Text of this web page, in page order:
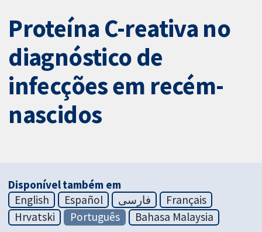
Proteína C-reativa no
diagnóstico de
infecções em recém-
nascidos
Disponível também em
English
Español فارسی
Français
Hrvatski
Português Bahasa Malaysia